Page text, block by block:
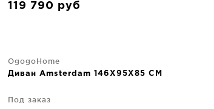
119 790 руб
OgogoHome
Диван Amsterdam 146X95X85 CM
Под заказ